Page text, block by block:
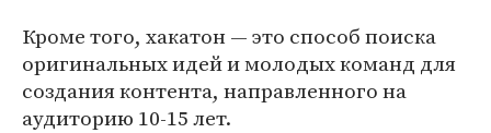
Кроме того, хакатон — это способ поиска
оригинальных идей и молодых команд для
создания контента, направленного на
аудиторию 10-15 лет.